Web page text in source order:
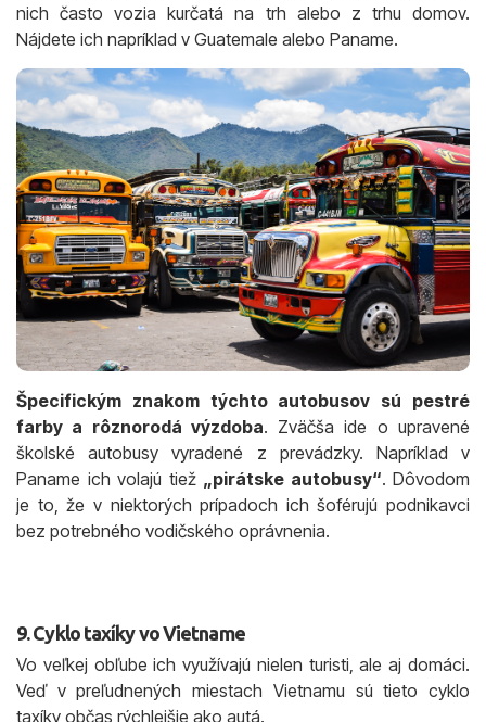
nich často vozia kurčatá na trh alebo z trhu domov.
Nájdete ich napríklad v Guatemale alebo Paname.
Špecifickým znakom týchto autobusov sú pestré
farby a rôznorodá výzdoba. Zväčša ide o upravené
školské autobusy vyradené z prevádzky. Napríklad v
Paname ich volajú tiež „pirátske autobusy“. Dôvodom
je to, že v niektorých prípadoch ich šoférujú podnikavci
bez potrebného vodičského oprávnenia.
9. Cyklo taxíky vo Vietname
Vo veľkej obľube ich využívajú nielen turisti, ale aj domáci.
Veď v preľudnených miestach Vietnamu sú tieto cyklo
taxíky občas rýchlejšie ako autá.